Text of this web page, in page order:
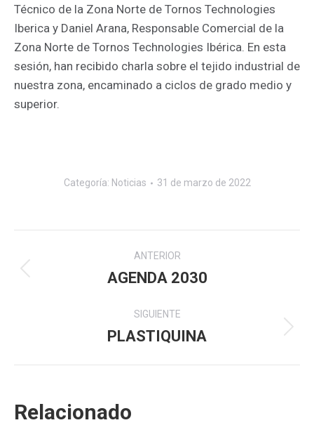
Técnico de la Zona Norte de Tornos Technologies
Iberica y Daniel Arana, Responsable Comercial de la
Zona Norte de Tornos Technologies Ibérica. En esta
sesión, han recibido charla sobre el tejido industrial de
nuestra zona, encaminado a ciclos de grado medio y
superior.
Categoría: Noticias 31 de marzo de 2022
Navegación
entre
publicaciones
ANTERIOR
Publicación
AGENDA 2030
SIGUIENTE
Publicación
PLASTIQUINA
Relacionado